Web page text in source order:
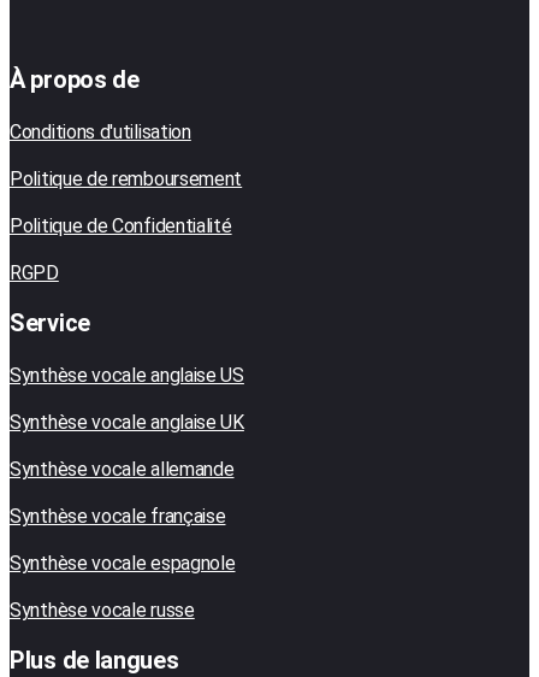
À propos de
Conditions d'utilisation
Politique de remboursement
Politique de Confidentialité
RGPD
Service
Synthèse vocale anglaise US
Synthèse vocale anglaise UK
Synthèse vocale allemande
Synthèse vocale française
Synthèse vocale espagnole
Synthèse vocale russe
Plus de langues